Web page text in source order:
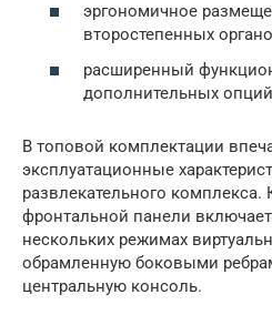
эргономичное
второстепенных
расширенный
дополнительных
В топовой комплектации
эксплуатационные
развлекательного
фронтальной панели
нескольких режимах
обрамленную боковыми
центральную консоль.